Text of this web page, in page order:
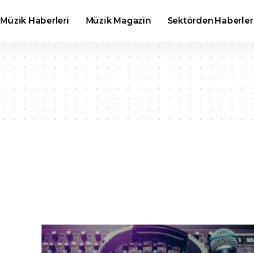
Müzik Haberleri Müzik Magazin Sektörden Haberler